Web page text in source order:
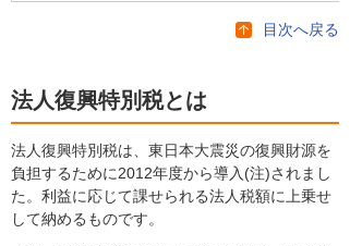
目次へ戻る
法人復興特別税とは
法人復興特別税は、東日本大震災の復興財源を
負担するために2012年度から導入(注)されまし
た。利益に応じて課せられる法人税額に上乗せ
して納めるものです。